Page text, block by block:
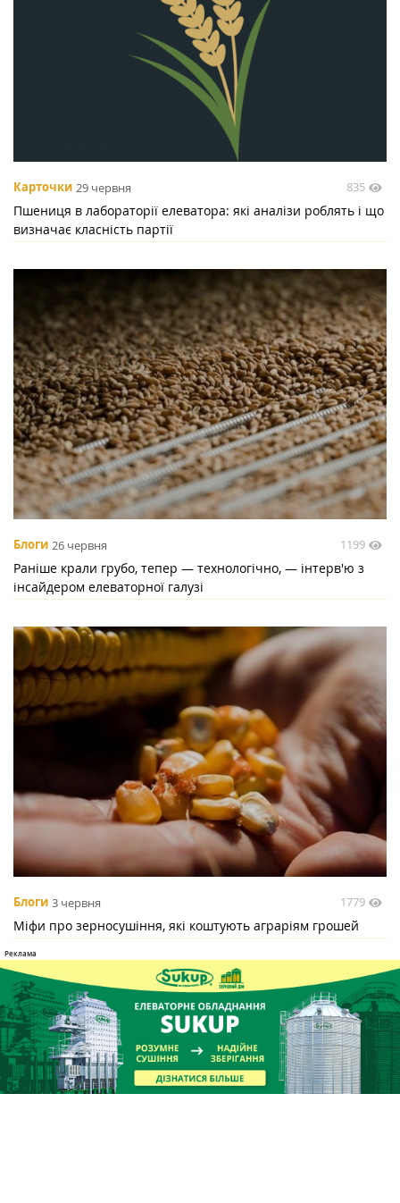
Карточки 29 червня 835
Пшениця в лабораторії елеватора: які аналізи роблять і що
визначає класність партії
Блоги 26 червня 1199
Раніше крали грубо, тепер — технологічно, — інтерв'ю з
інсайдером елеваторної галузі
Блоги 3 червня 1779
Міфи про зерносушіння, які коштують аграріям грошей